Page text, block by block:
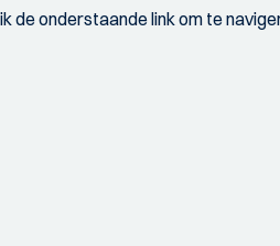
de onderstaande link om te